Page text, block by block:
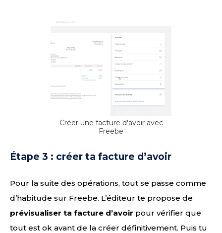
Créer une facture d'avoir avec
Freebe
Étape 3 : créer ta facture d’avoir
Pour la suite des opérations, tout se passe comme
d’habitude sur Freebe. L’éditeur te propose de
prévisualiser ta facture d’avoir pour vérifier que
tout est ok avant de la créer définitivement. Puis tu